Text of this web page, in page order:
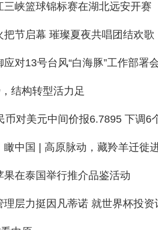
三峡篮球锦标赛在湖北远安开赛
把节启幕 璀璨夏夜共唱团结欢歌
应对13号台风“白海豚”工作部署
结构转型活力足
币对美元中间价报6.7895 下调6
瞰中国 | 高原脉动，藏羚羊迁徙
果在泰国举行推介品鉴活动
理层力挺因凡蒂诺 就世界杯投